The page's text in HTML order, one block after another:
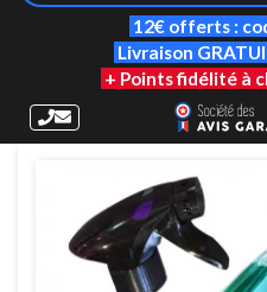
12€ offerts :
Livraison
+ Points fidélité à